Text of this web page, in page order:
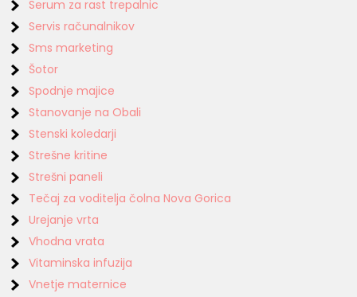
Serum za rast trepalnic
Servis računalnikov
Sms marketing
Šotor
Spodnje majice
Stanovanje na Obali
Stenski koledarji
Strešne kritine
Strešni paneli
Tečaj za voditelja čolna Nova Gorica
Urejanje vrta
Vhodna vrata
Vitaminska infuzija
Vnetje maternice